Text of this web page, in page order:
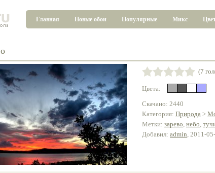
Главная Новые обои Популярные Микс
(7
Цвета:
Скачано: 2440
Категория: Природа >
Метки: зарево, небо,
Добавил: admin, 2011-